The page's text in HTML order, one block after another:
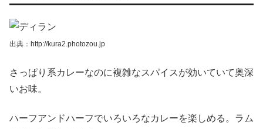
出典：http://kura2.photozou.jp
さっぱり系カレーなのに複雑なスパイスが効いていて奥深
いお味。
ハーフアンドハーフでいろいろなカレーを楽しめる。ラム